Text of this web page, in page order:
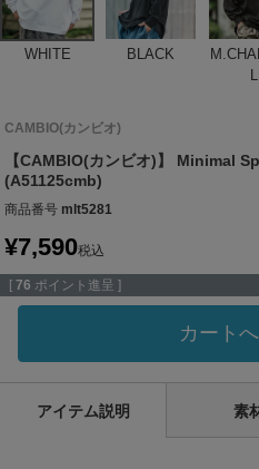
WHITE BLACK
L
CAMBIO(カンビオ)
【CAMBIO(カンビオ)】 Minimal
(A51125cmb)
商品番号 mlt5281
¥7,590税込
[ 76 ポイント進呈 ]
カート
アイテム説明 素